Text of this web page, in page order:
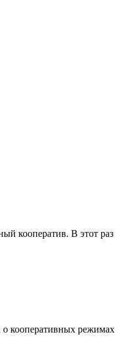
кооператив. В этот раз
о кооперативных режимах